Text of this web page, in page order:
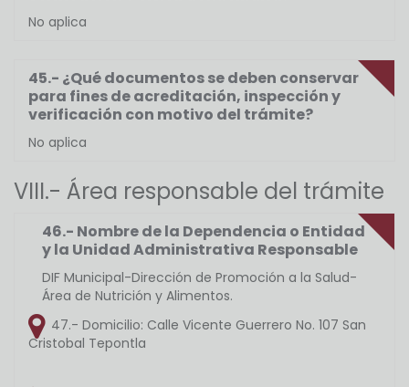
No aplica
45.- ¿Qué documentos se deben conservar
para fines de acreditación, inspección y
verificación con motivo del trámite?
No aplica
VIII.- Área responsable del trámite
46.- Nombre de la Dependencia o Entidad
y la Unidad Administrativa Responsable
DIF Municipal-Dirección de Promoción a la Salud-
Área de Nutrición y Alimentos.
47.- Domicilio: Calle Vicente Guerrero No. 107 San
Cristobal Tepontla